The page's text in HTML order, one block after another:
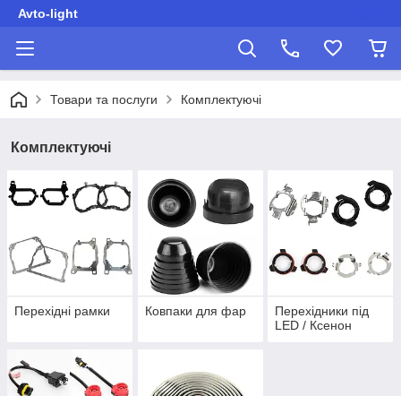
Avto-light
Товари та послуги Комплектуючі
Комплектуючі
Перехідні рамки Ковпаки для фар
Перехідники під
LED / Ксенон